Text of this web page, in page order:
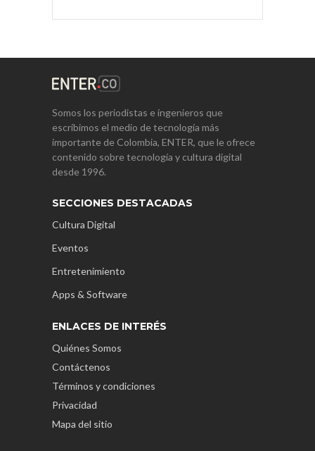
Somos los periodistas e ingenieros que
escribimos el medio de tecnología más
importante de Colombia, ENTER, que le ofrece
contenido sobre tecnología y cultura digital
desde 1996.
SECCIONES DESTACADAS
Cultura Digital
Eventos
Entretenimiento
Apps & Software
ENLACES DE INTERÉS
Quiénes Somos
Contáctenos
Términos y condiciones
Privacidad
Mapa del sitio